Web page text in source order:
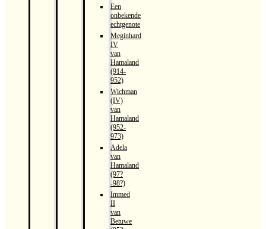
Een
onbekende
echtgenote
Meginhard
IV
van
Hamaland
(914-
952)
Wichman
(IV)
van
Hamaland
(952-
973)
Adela
van
Hamaland
(97?
-98?)
Immed
II
van
Betuwe